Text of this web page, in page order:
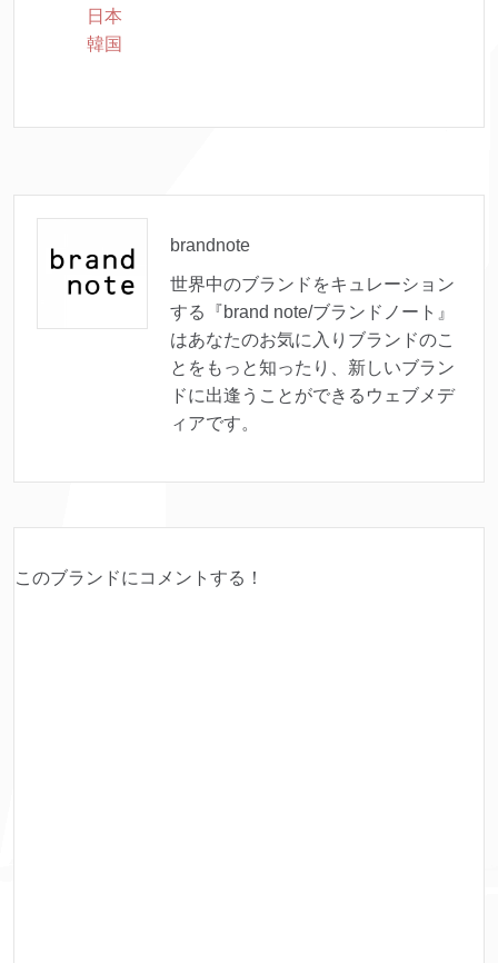
日本
韓国
brandnote
世界中のブランドをキュレーション
する『brand note/ブランドノート』
はあなたのお気に入りブランドのこ
とをもっと知ったり、新しいブラン
ドに出逢うことができるウェブメデ
ィアです。
このブランドにコメントする！